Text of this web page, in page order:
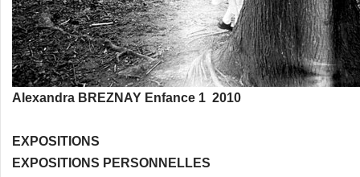
Alexandra BREZNAY Enfance 1 2010
EXPOSITIONS
EXPOSITIONS PERSONNELLES